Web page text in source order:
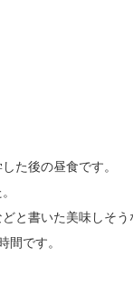
た後の昼食です。
と書いた美味しそう
間です。